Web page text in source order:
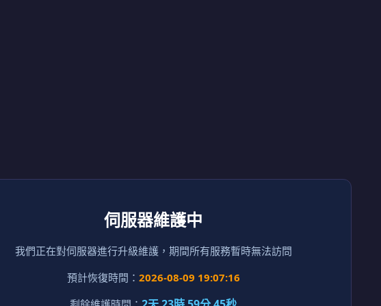
伺服器維護中
我們正在對伺服器進行升級維護，期間所有服務暫時無法訪問
預計恢復時間： 2026-08-09 19:07:16